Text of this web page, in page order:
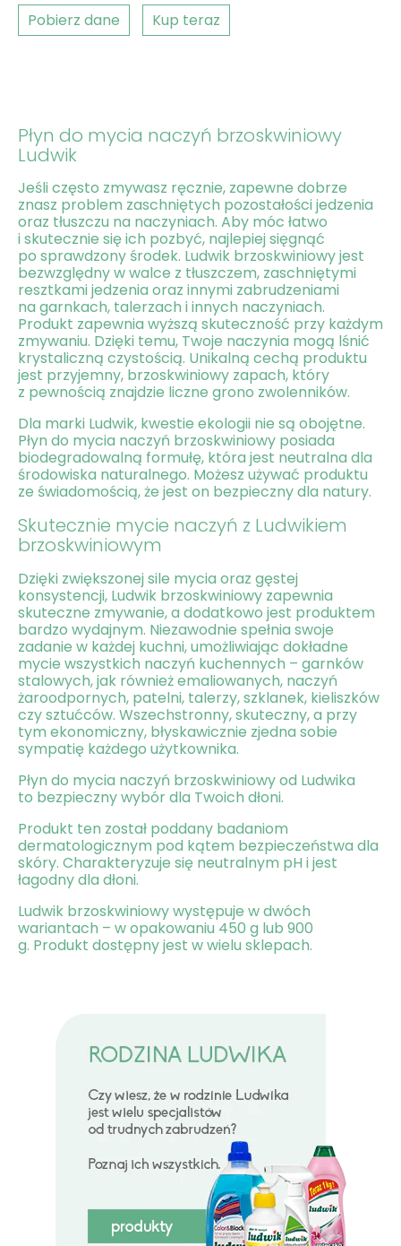
Pobierz dane Kup teraz
Płyn do mycia naczyń brzoskwiniowy
Ludwik
Jeśli często zmywasz ręcznie, zapewne dobrze
znasz problem zaschniętych pozostałości jedzenia
oraz tłuszczu na naczyniach. Aby móc łatwo
i skutecznie się ich pozbyć, najlepiej sięgnąć
po sprawdzony środek. Ludwik brzoskwiniowy jest
bezwzględny w walce z tłuszczem, zaschniętymi
resztkami jedzenia oraz innymi zabrudzeniami
na garnkach, talerzach i innych naczyniach.
Produkt zapewnia wyższą skuteczność przy każdym
zmywaniu. Dzięki temu, Twoje naczynia mogą lśnić
krystaliczną czystością. Unikalną cechą produktu
jest przyjemny, brzoskwiniowy zapach, który
z pewnością znajdzie liczne grono zwolenników.
Dla marki Ludwik, kwestie ekologii nie są obojętne.
Płyn do mycia naczyń brzoskwiniowy posiada
biodegradowalną formułę, która jest neutralna dla
środowiska naturalnego. Możesz używać produktu
ze świadomością, że jest on bezpieczny dla natury.
Skutecznie mycie naczyń z Ludwikiem
brzoskwiniowym
Dzięki zwiększonej sile mycia oraz gęstej
konsystencji, Ludwik brzoskwiniowy zapewnia
skuteczne zmywanie, a dodatkowo jest produktem
bardzo wydajnym. Niezawodnie spełnia swoje
zadanie w każdej kuchni, umożliwiając dokładne
mycie wszystkich naczyń kuchennych – garnków
stalowych, jak również emaliowanych, naczyń
żaroodpornych, patelni, talerzy, szklanek, kieliszków
czy sztućców. Wszechstronny, skuteczny, a przy
tym ekonomiczny, błyskawicznie zjedna sobie
sympatię każdego użytkownika.
Płyn do mycia naczyń brzoskwiniowy od Ludwika
to bezpieczny wybór dla Twoich dłoni.
Produkt ten został poddany badaniom
dermatologicznym pod kątem bezpieczeństwa dla
skóry. Charakteryzuje się neutralnym pH i jest
łagodny dla dłoni.
Ludwik brzoskwiniowy występuje w dwóch
wariantach – w opakowaniu 450 g lub 900
g. Produkt dostępny jest w wielu sklepach.